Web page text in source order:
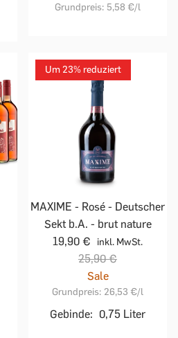
Grundpreis: 5,58 €/l
Um 23% reduziert
MAXIME - Rosé - Deutscher
Sekt b.A. - brut nature
19,90 €
inkl. MwSt.
25,90 €
Sale
Grundpreis: 26,53 €/l
Gebinde: 0,75 Liter